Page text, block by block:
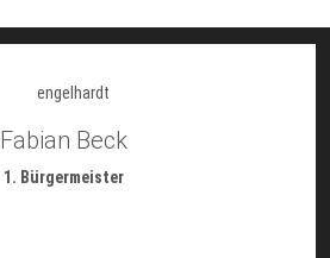
Fabian Beck
1. Bürgermeister